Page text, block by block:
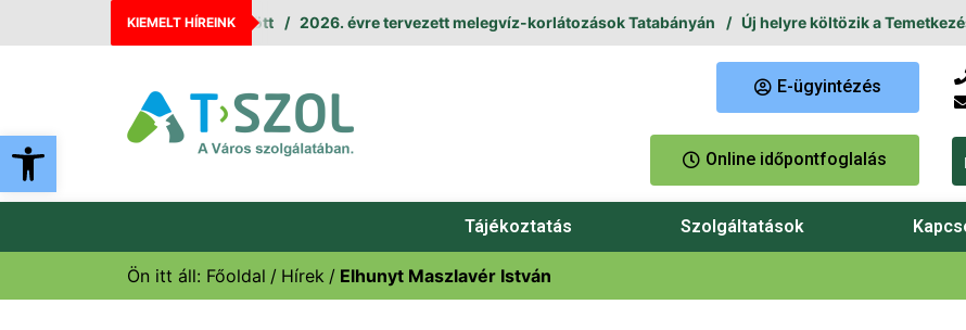
Eszköztár megnyitása
KIEMELT HÍREINK
augusztus 11. és 12. között 2026. évre tervezett melegvíz-korlátozások Tatabányán Új helyre költözik a Temetkezési
E-ügyintézés
Online időpontfoglalás
Tájékoztatás Szolgáltatások
Ön itt áll: Főoldal Hírek Elhunyt Maszlavér István